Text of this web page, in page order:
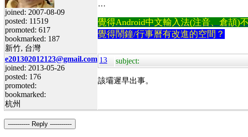
joined: 2007-08-09
posted: 11519
promoted: 617
bookmarked: 187
新竹, 台灣
…
覺得Android中文輸入法(注音、倉頡)
覺得鬧鐘/行事曆有改進的空間？
e201302012123@gmail.com
joined: 2013-05-26
posted: 176
promoted:
bookmarked:
杭州
13 subject:
該壩遲早出事。
----------- Reply -----------